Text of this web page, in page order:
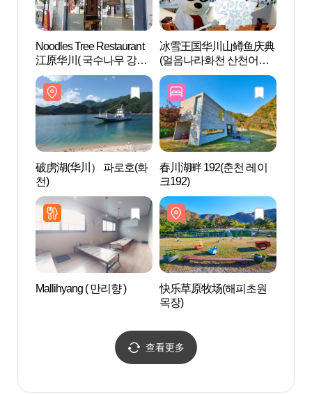
Noodles Tree Restaurant
江原华川( 국수나무 강원
화천 )
冰雪王国华川山鳟鱼庆典
(얼음나라화천 산천어축
제)
破虏湖(华川） 파로호(화
천)
春川湖畔 192(춘천 레이
크192)
Mallihyang ( 만리향 )
快乐草原牧场(해피초원
목장)
查看更多